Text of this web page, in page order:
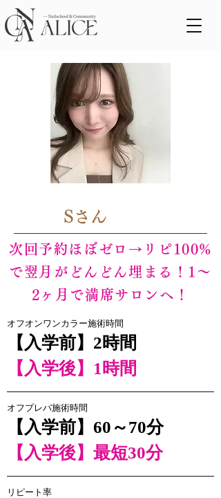
Sさん
次回予約ほぼゼロ→リピ100%
で翌月がどんどん埋まる！1～
2ヶ月で満席サロンへ！
オフオンワンカラー施術時間
【入学前】2時間
【入学後】 1時間
オフプレパ施術時間
【入学前】60～70分
【入学後】 最短30分
リピート率